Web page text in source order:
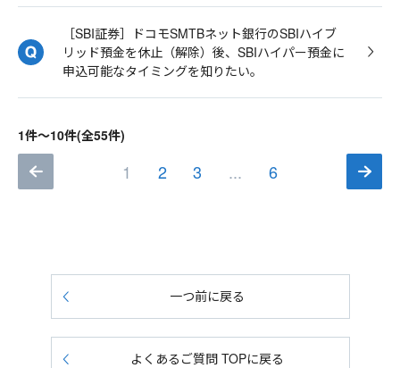
［SBI証券］ドコモSMTBネット銀行のSBIハイブ
リッド預金を休止（解除）後、SBIハイパー預金に
申込可能なタイミングを知りたい。
1件～10件(全55件)
1 2 3 ... 6
一つ前に戻る
よくあるご質問 TOPに戻る